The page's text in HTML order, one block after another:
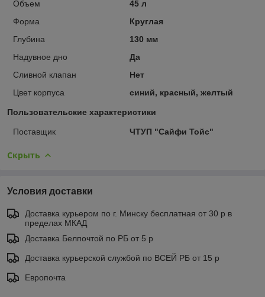
Объем
45 л
Форма
Круглая
Глубина
130 мм
Надувное дно
Да
Сливной клапан
Нет
Цвет корпуса
синий, красный, желтый
Пользовательские характеристики
Поставщик ЧТУП "Сайфи Тойс"
Скрыть
Условия доставки
Доставка курьером по г. Минску бесплатная от 30 р в
пределах МКАД
Доставка Белпочтой по РБ от 5 р
Доставка курьерской службой по ВСЕЙ РБ от 15 р
Европочта